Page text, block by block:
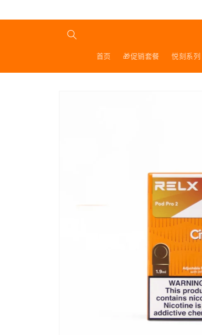
首页 🎁促销套餐 悦刻系列